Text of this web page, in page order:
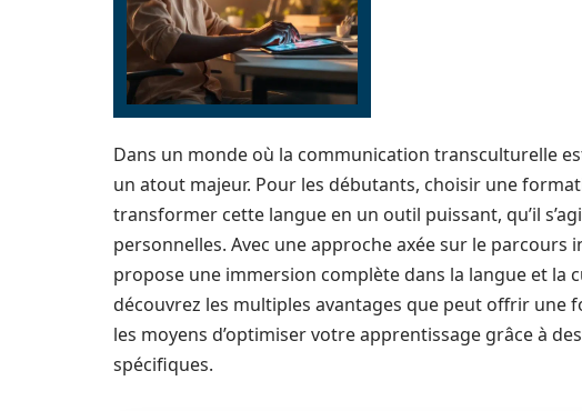
Dans un monde où la communication transculturelle
un atout majeur. Pour les débutants, choisir une
transformer cette langue en un outil puissant, qu’il
personnelles. Avec une approche axée sur le
propose une immersion complète dans la langue et la
découvrez les multiples avantages que peut offrir une
les moyens d’optimiser votre apprentissage grâce à
spécifiques.